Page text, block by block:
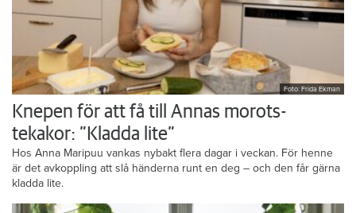
Foto: Frida Ekman
Knepen för att få till Annas morots-
tekakor: ”Kladda lite”
Hos Anna Maripuu vankas nybakt flera dagar i veckan. För henne
är det avkoppling att slå händerna runt en deg – och den får gärna
kladda lite.